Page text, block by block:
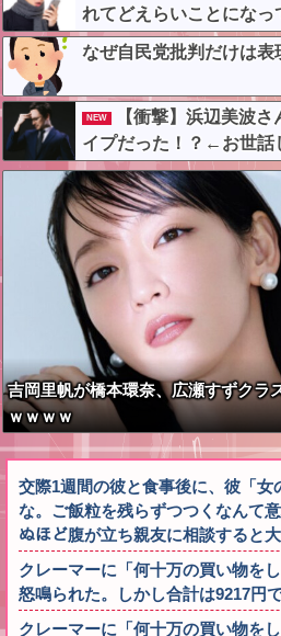
w w w w
れてどえらいことにな
なぜ自民党批判だけは
NEW
【衝撃】浜辺美波
イプだった！？←お世話
沸きしてしまうw w w w
吉岡里帆が橋本環奈、広瀬すずクラ
ｗｗｗｗ
交際1週間の彼と食事後に、彼「
な。ご飯粒を残らずつつくなんて
ぬほど腹が立ち親友に相談すると
クレーマーに「何十万の買い物を
怒鳴られた。しかし合計は9217円
クレーマーに「何十万の買い物を